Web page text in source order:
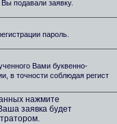
подавали заявку.
пароль.
Вами буквенно-
в точности соблюдая регист
нажмите
заявка будет